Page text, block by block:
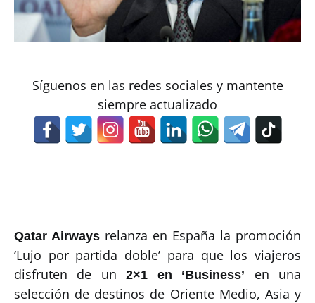
Síguenos en las redes sociales y mantente
siempre actualizado
Qatar Airways relanza en España la promoción
‘Lujo por partida doble’ para que los viajeros
disfruten de un2×1 en ‘Business’
en una
selección de destinos de Oriente Medio, Asia y